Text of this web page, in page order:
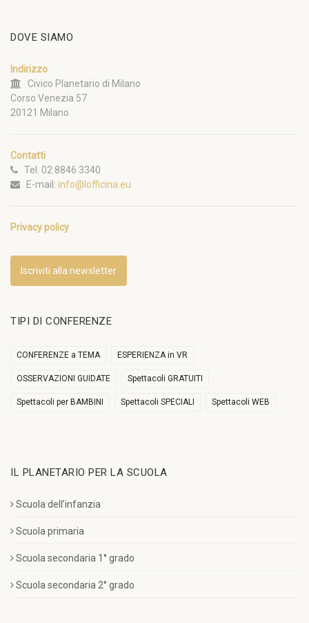
DOVE SIAMO
Indirizzo
Civico Planetario di Milano
Corso Venezia 57
20121 Milano
Contatti
Tel. 02 8846 3340
E-mail: info@lofficina.eu
Privacy policy
Iscriviti alla newsletter
TIPI DI CONFERENZE
CONFERENZE a TEMA ESPERIENZA in VR
OSSERVAZIONI GUIDATE Spettacoli GRATUITI
Spettacoli per BAMBINI Spettacoli SPECIALI Spettacoli WEB
IL PLANETARIO PER LA SCUOLA
Scuola dell’infanzia
Scuola primaria
Scuola secondaria 1° grado
Scuola secondaria 2° grado